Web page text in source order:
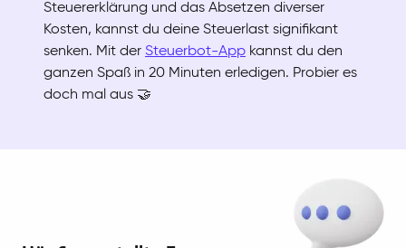
Steuererklärung und das Absetzen diverser
Kosten, kannst du deine Steuerlast signifikant
senken. Mit der Steuerbot-App kannst du den
ganzen Spaß in 20 Minuten erledigen. Probier es
doch mal aus 🤝